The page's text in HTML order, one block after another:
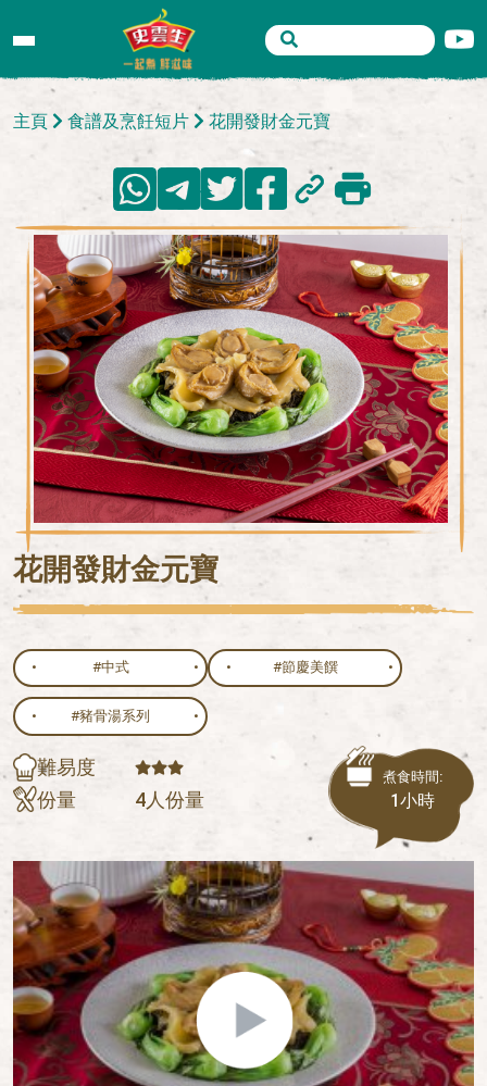
主頁 食譜及烹飪短片 花開發財金元寶
花開發財金元寶
#中式 #節慶美饌
#豬骨湯系列
難易度
份量
4人份量
煮食時間:
1小時